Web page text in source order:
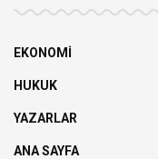
EKONOMİ
HUKUK
YAZARLAR
ANA SAYFA